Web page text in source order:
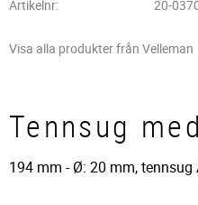
Artikelnr
20-
Visa alla produkter från Velleman
Tennsug
194 mm - Ø: 20 mm,